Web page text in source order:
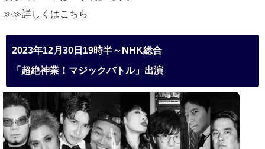
≫≫詳しくはこちら
2023年12月30日19時半～NHK総合
「超絶神業！マジックバトル」出演